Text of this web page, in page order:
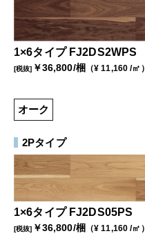
1×6タイプ FJ2DS2WPS
[税抜] ￥36,800/梱 （¥ 11,160/㎡）
オーク
2Pタイプ
1×6タイプ FJ2DS05PS
[税抜] ￥36,800/梱 （¥ 11,160/㎡）